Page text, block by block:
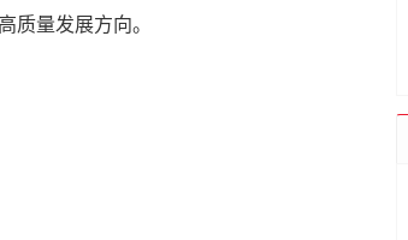
质量发展方向。